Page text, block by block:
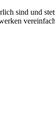
sind und